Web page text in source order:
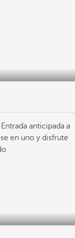
Entrada anticipada a
en uno y disfrute